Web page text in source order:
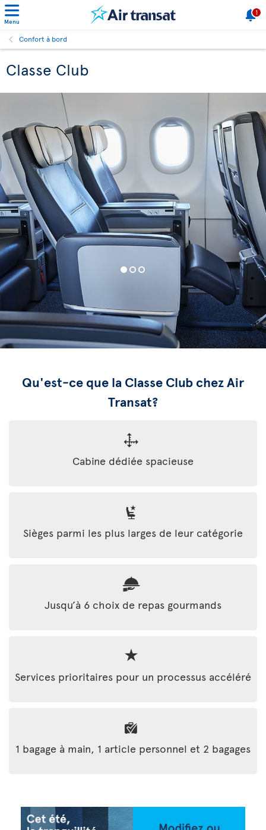
Menu
1
Confort à bord
Classe Club
Qu'est-ce que la Classe Club chez Air
Transat?
Cabine dédiée spacieuse
Sièges parmi les plus larges de leur catégorie
Jusqu’à 6 choix de repas gourmands
Services prioritaires pour un processus accéléré
1 bagage à main, 1 article personnel et 2 bagages